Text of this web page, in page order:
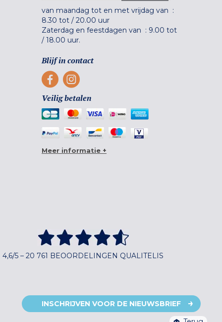
van maandag tot en met vrijdag van :
8.30 tot / 20.00 uur
Zaterdag en feestdagen van : 9.00 tot
/ 18.00 uur.
Blijf in contact
Veilig betalen
Meer informatie +
4,6/5 – 20 761 BEOORDELINGEN QUALITELIS
INSCHRIJVEN VOOR DE NIEUWSBRIEF